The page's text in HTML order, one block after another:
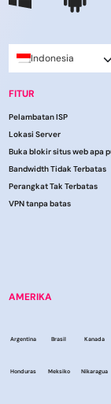
Indonesia
FITUR
Pelambatan ISP
Lokasi Server
Buka blokir situs web apa
Bandwidth Tidak Terbatas
Perangkat Tak Terbatas
VPN tanpa batas
AMERIKA
Argentina Brasil Kanada
Honduras Meksiko Nikaragua